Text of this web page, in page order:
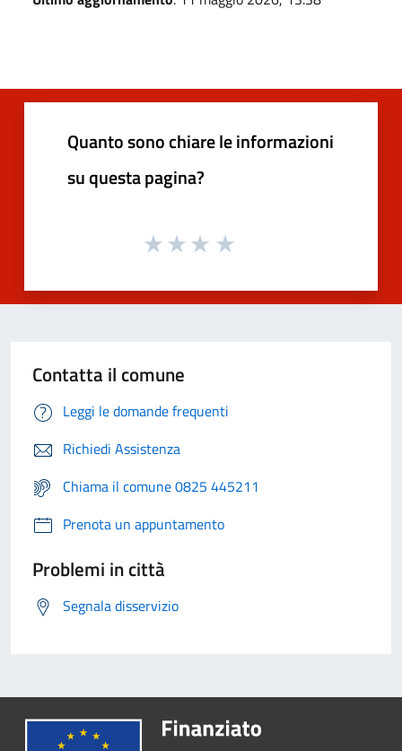
Quanto sono chiare le informazioni
su questa pagina?
Contatta il comune
Leggi le domande frequenti
Richiedi Assistenza
Chiama il comune 0825 445211
Prenota un appuntamento
Problemi in città
Segnala disservizio